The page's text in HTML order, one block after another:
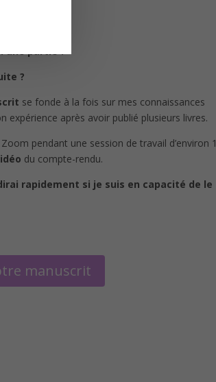
une partie ?
?
se fonde à la fois sur mes connaissances
expérience après avoir publié plusieurs livres.
pendant une session de travail d’environ 1
du compte-rendu.
rapidement si je suis en capacité de le
manuscrit